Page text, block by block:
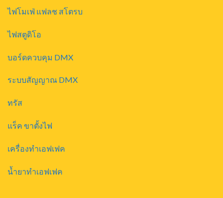
ไฟโมเฟ่ แฟลช สโตรบ
ไฟสตูดิโอ
บอร์ดควบคุม DMX
ระบบสัญญาณ DMX
ทรัส
แร็ค ขาตั้งไฟ
เครื่องทำเอฟเฟค
น้ำยาทำเอฟเฟค